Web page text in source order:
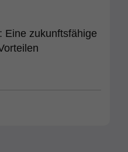
Eine zukunftsfähige